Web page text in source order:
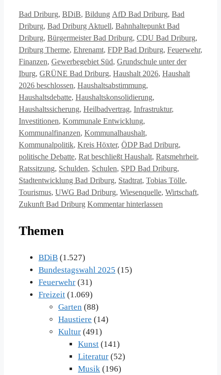
Kategorien
Bad Driburg, BDiB, Bildung Schlagwörter
AfD Bad Driburg, Bad
Driburg, Bad Driburg Aktuell, Bahnhaltepunkt Bad
Driburg, Bürgermeister Bad Driburg, CDU Bad Driburg,
Driburg Therme, Ehrenamt, FDP Bad Driburg, Feuerwehr,
Finanzen, Gewerbegebiet Süd, Grundschule unter der
Iburg, GRÜNE Bad Driburg, Haushalt 2026, Haushalt
2026 beschlossen, Haushaltsabstimmung,
Haushaltsdebatte, Haushaltskonsolidierung,
Haushaltssicherung, Heilbadvertrag, Infrastruktur,
Investitionen, Kommunale Entwicklung,
Kommunalfinanzen, Kommunalhaushalt,
Kommunalpolitik, Kreis Höxter, ÖDP Bad Driburg,
politische Debatte, Rat beschließt Haushalt, Ratsmehrheit,
Ratssitzung, Schulden, Schulen, SPD Bad Driburg,
Stadtentwicklung Bad Driburg, Stadtrat, Tobias Tölle,
Tourismus, UWG Bad Driburg, Wiesenquelle, Wirtschaft,
Zukunft Bad Driburg Kommentar hinterlassen
Themen
BDiB (1.527)
Bundestagswahl 2025 (15)
Feuerwehr (31)
Freizeit (1.069)
Garten (88)
Haustiere (14)
Kultur (491)
Kunst (141)
Literatur (52)
Musik (196)